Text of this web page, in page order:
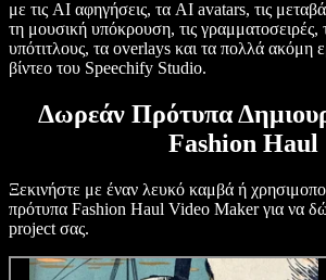
με τις AI αφηγήσεις, τα AI avatars, τις
τη μουσική υπόκρουση, τις γραμματοσειρές,
υπότιτλους, τα overlays και τα πολλά ακόμη
βίντεο του Speechify Studio.
Δωρεάν Πρότυπα
Fashion Haul
Ξεκινήστε με έναν λευκό καμβά ή
πρότυπα Fashion Haul Video Maker για να
project σας.